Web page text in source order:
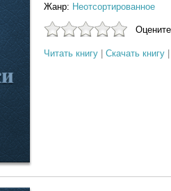
Жанр: Неотсортированное
Читать книгу Скачать книгу